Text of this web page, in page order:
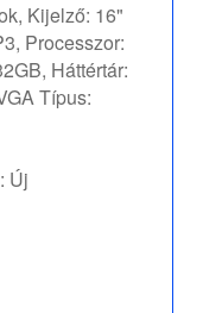
Kijelző: 16"
Processzor:
Háttértár:
Típus:
Új